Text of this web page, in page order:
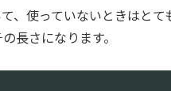
、使っていないときはと
長さになります。